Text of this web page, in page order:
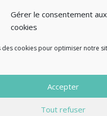
Gérer le consentement aux
cookies
des cookies pour optimiser notre
Accepter
Tout refuser
Mentions légales
Politique de confidentialité